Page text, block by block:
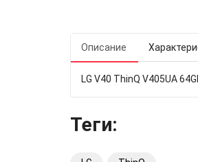
Описание
LG V40 ThinQ V405UA
Теги: